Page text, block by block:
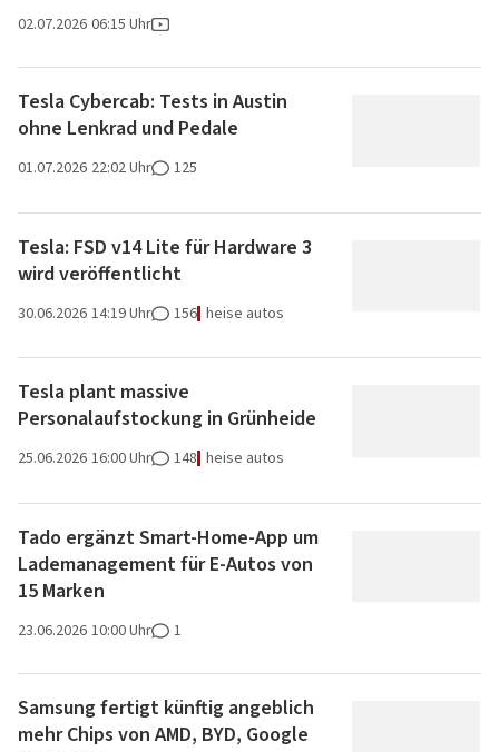
02.07.2026 06:15 Uhr
Tesla Cybercab: Tests in Austin
ohne Lenkrad und Pedale
01.07.2026 22:02 Uhr 125
Tesla: FSD v14 Lite für Hardware 3
wird veröffentlicht
30.06.2026 14:19 Uhr 156 heise autos
Tesla plant massive
Personalaufstockung in Grünheide
25.06.2026 16:00 Uhr 148 heise autos
Tado ergänzt Smart-Home-App um
Lademanagement für E-Autos von
15 Marken
23.06.2026 10:00 Uhr 1
Samsung fertigt künftig angeblich
mehr Chips von AMD, BYD, Google